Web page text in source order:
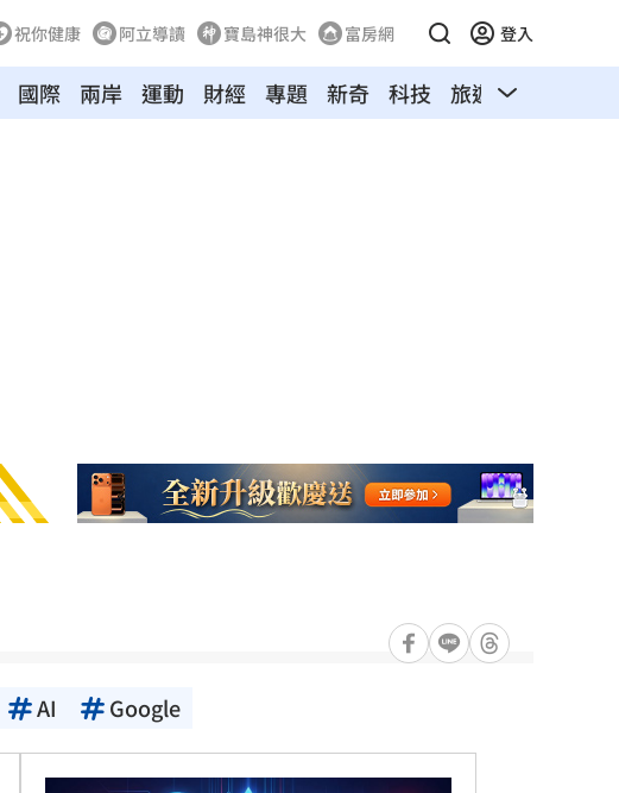
祝你健康 阿立導讀 寶島神很大 富房網 登入
國際 兩岸 運動 財經 專題 新奇 科技 旅遊 汽車
AI Google